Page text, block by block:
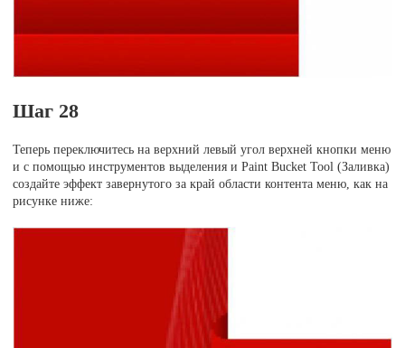
Шаг 28
Теперь переключитесь на верхний левый угол верхней кнопки меню
и с помощью инструментов выделения и Paint Bucket Tool (Заливка)
создайте эффект завернутого за край области контента меню, как на
рисунке ниже: